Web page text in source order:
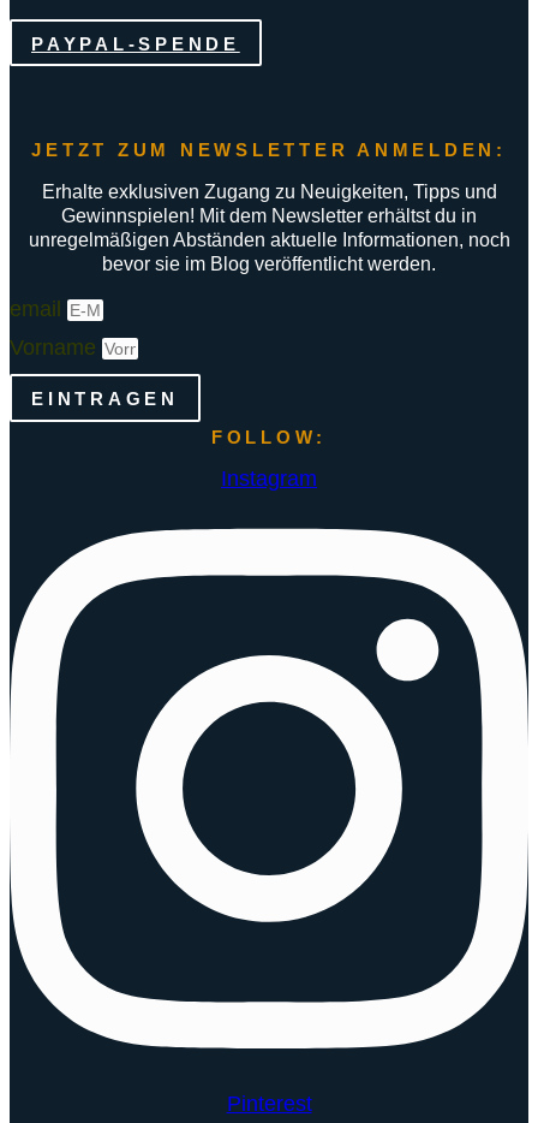
PAYPAL-SPENDE
JETZT ZUM NEWSLETTER ANMELDEN:
Erhalte exklusiven Zugang zu Neuigkeiten, Tipps und
Gewinnspielen! Mit dem Newsletter erhältst du in
unregelmäßigen Abständen aktuelle Informationen, noch
bevor sie im Blog veröffentlicht werden.
email
Vorname
EINTRAGEN
FOLLOW:
Instagram
Pinterest